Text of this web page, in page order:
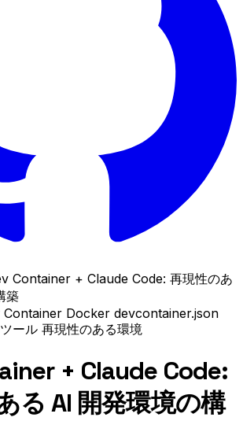
Container + Claude Code: 再現性のあ
築
Container Docker devcontainer.json
ール 再現性のある環境
+ Claude Code:
る AI 開発環境の構